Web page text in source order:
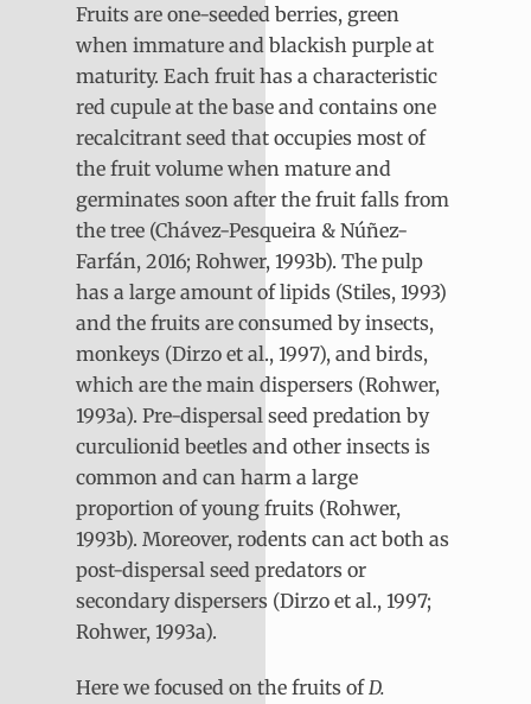
Fruits are one-seeded berries, green
when immature and blackish purple at
maturity. Each fruit has a characteristic
red cupule at the base and contains one
recalcitrant seed that occupies most of
the fruit volume when mature and
germinates soon after the fruit falls from
the tree (Chávez-Pesqueira & Núñez-
Farfán, 2016; Rohwer, 1993b). The pulp
has a large amount of lipids (Stiles, 1993)
and the fruits are consumed by insects,
monkeys (Dirzo et al., 1997), and birds,
which are the main dispersers (Rohwer,
1993a). Pre-dispersal seed predation by
curculionid beetles and other insects is
common and can harm a large
proportion of young fruits (Rohwer,
1993b). Moreover, rodents can act both as
post-dispersal seed predators or
secondary dispersers (Dirzo et al., 1997;
Rohwer, 1993a).
Here we focused on the fruits of D.